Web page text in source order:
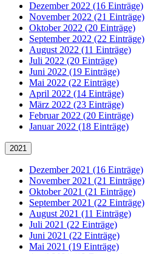
Dezember 2022 (16 Einträge)
November 2022 (21 Einträge)
Oktober 2022 (20 Einträge)
September 2022 (22 Einträge)
August 2022 (11 Einträge)
Juli 2022 (20 Einträge)
Juni 2022 (19 Einträge)
Mai 2022 (22 Einträge)
April 2022 (14 Einträge)
März 2022 (23 Einträge)
Februar 2022 (20 Einträge)
Januar 2022 (18 Einträge)
2021
Dezember 2021 (16 Einträge)
November 2021 (21 Einträge)
Oktober 2021 (21 Einträge)
September 2021 (22 Einträge)
August 2021 (11 Einträge)
Juli 2021 (22 Einträge)
Juni 2021 (22 Einträge)
Mai 2021 (19 Einträge)